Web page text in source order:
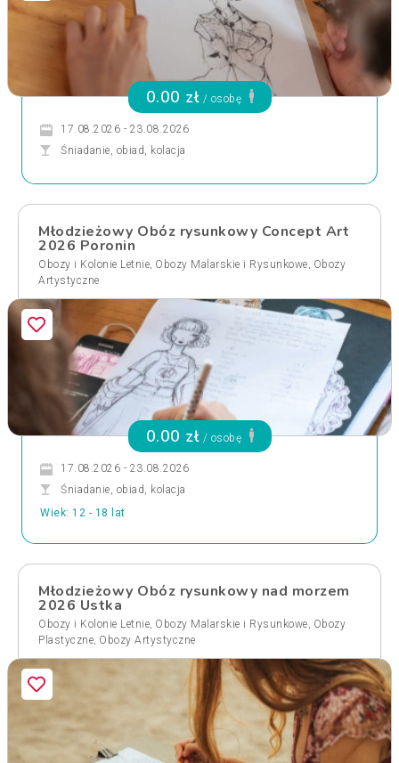
0.00 zł / osobę
17.08.2026 - 23.08.2026
Śniadanie, obiad, kolacja
Młodzieżowy Obóz rysunkowy Concept Art
2026 Poronin
Obozy i Kolonie Letnie, Obozy Malarskie i Rysunkowe, Obozy
Artystyczne
0.00 zł / osobę
17.08.2026 - 23.08.2026
Śniadanie, obiad, kolacja
Wiek: 12 - 18 lat
Młodzieżowy Obóz rysunkowy nad morzem
2026 Ustka
Obozy i Kolonie Letnie, Obozy Malarskie i Rysunkowe, Obozy
Plastyczne, Obozy Artystyczne